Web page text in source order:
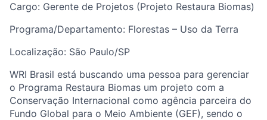
Cargo: Gerente de Projetos (Projeto Restaura Biomas)
Programa/Departamento: Florestas – Uso da Terra
Localização: São Paulo/SP
WRI Brasil está buscando uma pessoa para gerenciar
o Programa Restaura Biomas um projeto com a
Conservação Internacional como agência parceira do
Fundo Global para o Meio Ambiente (GEF), sendo o